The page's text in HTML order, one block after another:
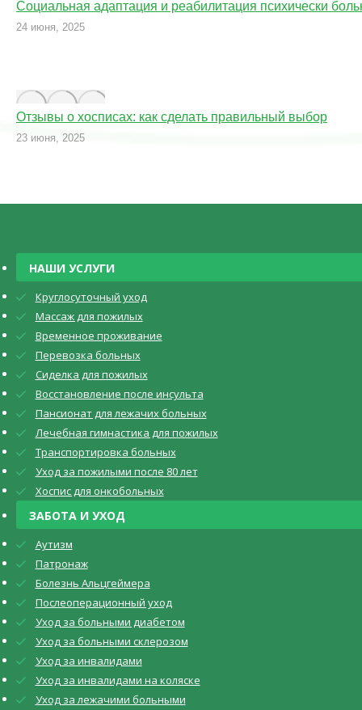
Социальная адаптация и реабилитация психически
24 июня, 2025
Отзывы о хосписах: как сделать правильный выбор
23 июня, 2025
НАШИ УСЛУГИ
Круглосуточный уход
Массаж для пожилых
Временное проживание
Перевозка больных
Сиделка для пожилых
Восстановление после инсульта
Пансионат для лежачих больных
Лечебная гимнастика для пожилых
Транспортировка больных
Уход за пожилыми после 80 лет
Хоспис для онкобольных
ЗАБОТА И УХОД
Аутизм
Патронаж
Болезнь Альцгеймера
Послеоперационный уход
Уход за больными диабетом
Уход за больными склерозом
Уход за инвалидами
Уход за инвалидами на коляске
Уход за лежачими больными